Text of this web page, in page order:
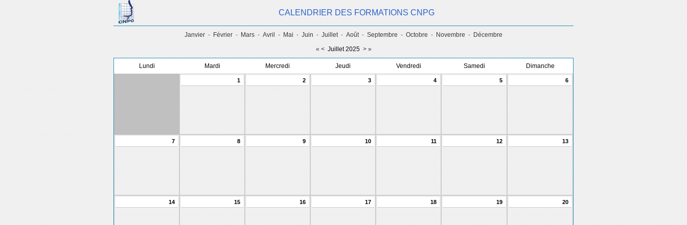
CALENDRIER DES FORMATIONS CNPG
Janvier - Février - Mars - Avril - Mai - Juin - Juillet - Août - Septembre - Octobre - Novembre - Décembre
« <Juillet 2025 > »
Lundi Mardi Mercredi Jeudi Vendredi Samedi Dimanche
1 2 3 4 5 6
7 8 9 10 11 12 13
14 15 16 17 18 19 20